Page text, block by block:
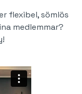
flexibel, sömlös
medlemmar?